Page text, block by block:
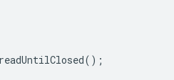
readUntilClosed();